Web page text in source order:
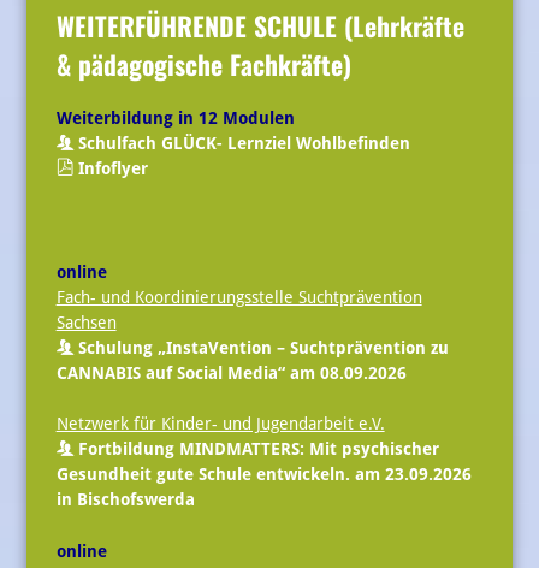
WEITERFÜHRENDE SCHULE (Lehrkräfte
& pädagogische Fachkräfte)
Weiterbildung in 12 Modulen
Schulfach GLÜCK- Lernziel Wohlbefinden
Infoflyer
online
Fach- und Koordinierungsstelle Suchtprävention
Sachsen
Schulung „InstaVention – Suchtprävention zu
CANNABIS auf Social Media“ am 08.09.2026
Netzwerk für Kinder- und Jugendarbeit e.V.
Fortbildung MINDMATTERS: Mit psychischer
Gesundheit gute Schule entwickeln. am 23.09.2026
in Bischofswerda
online